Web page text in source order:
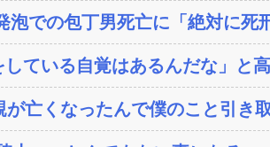
泡での包丁男死亡に「絶対に死
している自覚はあるんだな」と
が亡くなったんで僕のこと引き